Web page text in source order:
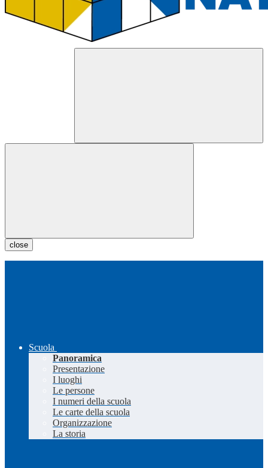
close
Scuola
Panoramica
Presentazione
I luoghi
Le persone
I numeri della scuola
Le carte della scuola
Organizzazione
La storia